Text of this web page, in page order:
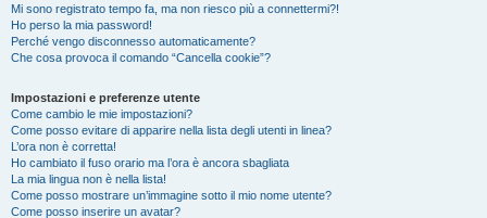
Mi sono registrato tempo fa, ma non riesco più a connettermi?!
Ho perso la mia password!
Perché vengo disconnesso automaticamente?
Che cosa provoca il comando “Cancella cookie”?
Impostazioni e preferenze utente
Come cambio le mie impostazioni?
Come posso evitare di apparire nella lista degli utenti in linea?
L’ora non è corretta!
Ho cambiato il fuso orario ma l’ora è ancora sbagliata
La mia lingua non è nella lista!
Come posso mostrare un’immagine sotto il mio nome utente?
Come posso inserire un avatar?